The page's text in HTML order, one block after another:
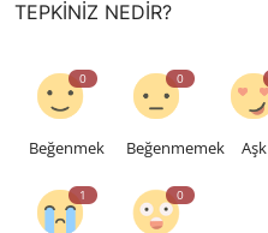
TEPKINIZ NEDIR?
0
Beğenmek
0
Beğenmemek Aşk
1 0